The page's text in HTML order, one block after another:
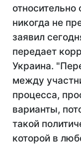
никогда не
заявил
передает
Украина.
между
процесса,
варианты,
такой
которой в